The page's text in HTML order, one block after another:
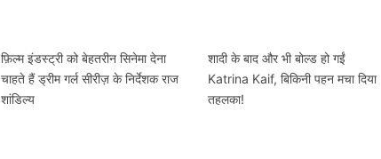
फ़िल्म इंडस्ट्री को बेहतरीन सिनेमा देना
चाहते हैं ड्रीम गर्ल सीरीज़ के निर्देशक राज
शांडिल्य
शादी के बाद और भी बोल्ड हो गईं
Katrina Kaif, बिकिनी पहन मचा दिया
तहलका!